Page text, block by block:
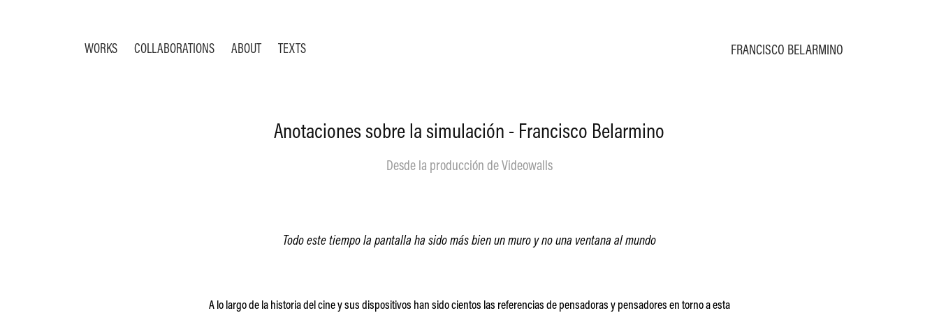
WORKS COLLABORATIONS ABOUT TEXTS FRANCISCO BELARMINO
Anotaciones sobre la simulación - Francisco Belarmino
Desde la producción de Videowalls
Todo este tiempo la pantalla ha sido más bien un muro y no una ventana al mundo
A lo largo de la historia del cine y sus dispositivos han sido cientos las referencias de pensadoras y pensadores en torno a esta